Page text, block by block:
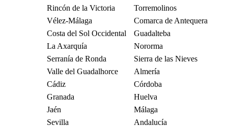
Rincón de la Victoria
Torremolinos
Vélez-Málaga
Comarca de Antequera
Costa del Sol Occidental
Guadalteba
La Axarquía
Nororma
Serranía de Ronda
Sierra de las Nieves
Valle del Guadalhorce
Almería
Cádiz
Córdoba
Granada
Huelva
Jaén
Málaga
Sevilla
Andalucía